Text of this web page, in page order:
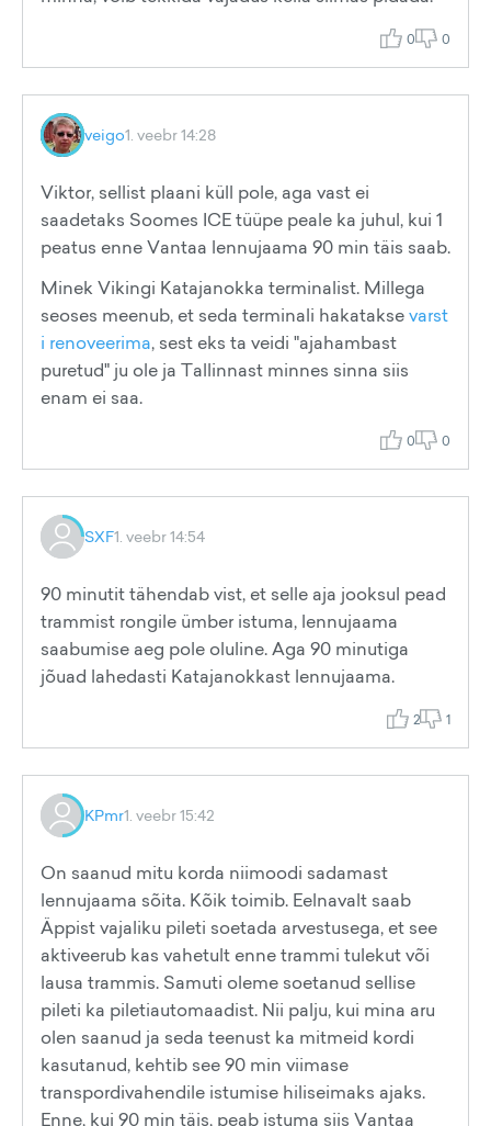
0 0
veigo1. veebr 14:28
Viktor, sellist plaani küll pole, aga vast ei
saadetaks Soomes ICE tüüpe peale ka juhul, kui 1
peatus enne Vantaa lennujaama 90 min täis saab.
Minek Vikingi Katajanokka terminalist. Millega
seoses meenub, et seda terminali hakataksevarst
i renoveerima, sest eks ta veidi "ajahambast
puretud" ju ole ja Tallinnast minnes sinna siis
enam ei saa.
0 0
SXF1. veebr 14:54
90 minutit tähendab vist, et selle aja jooksul pead
trammist rongile ümber istuma, lennujaama
saabumise aeg pole oluline. Aga 90 minutiga
jõuad lahedasti Katajanokkast lennujaama.
2 1
KPmr1. veebr 15:42
On saanud mitu korda niimoodi sadamast
lennujaama sõita. Kõik toimib. Eelnavalt saab
Äppist vajaliku pileti soetada arvestusega, et see
aktiveerub kas vahetult enne trammi tulekut või
lausa trammis. Samuti oleme soetanud sellise
pileti ka piletiautomaadist. Nii palju, kui mina aru
olen saanud ja seda teenust ka mitmeid kordi
kasutanud, kehtib see 90 min viimase
transpordivahendile istumise hiliseimaks ajaks.
Enne, kui 90 min täis, peab istuma siis Vantaa